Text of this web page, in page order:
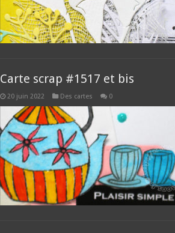
Carte scrap #1517 et bis
20 juin 2022 Des cartes 0